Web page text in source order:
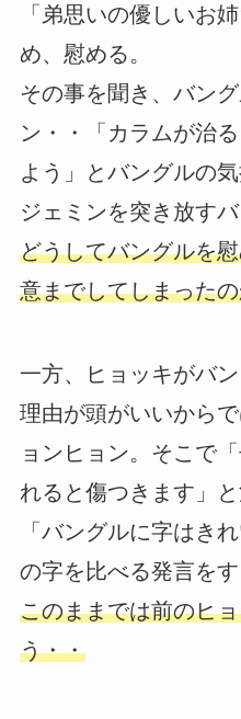
「弟思いの優しいお
め、慰める。
その事を聞き、バン
ン・・「カラムが治
よう」とバングルの
ジェミンを突き放すバ
どうしてバングルを
意までしてしまった
一方、ヒョッキがバ
理由が頭がいいから
ョンヒョン。そこで
れると傷つきます」
「バングルに字はき
の字を比べる発言をす
このままでは前のヒ
う・・